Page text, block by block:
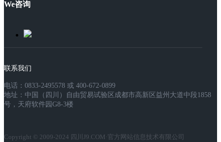
We咨询
联系我们
电话：0833-2495578 或 400-672-0899
地址：中国（四川）自由贸易试验区成都市高新区益州大道中段1858
号，天府软件园G8-3楼
Copyright © 2009-2024 四川J9.COM·官方网站信息技术有限公司